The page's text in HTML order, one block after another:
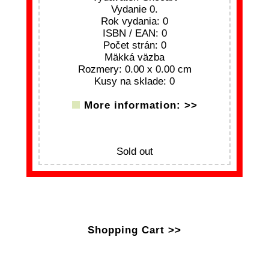
Vydanie 0.
Rok vydania: 0
ISBN / EAN: 0
Počet strán: 0
Mäkká väzba
Rozmery: 0.00 x 0.00 cm
Kusy na sklade: 0
More information: >>
Sold out
Shopping Cart >>